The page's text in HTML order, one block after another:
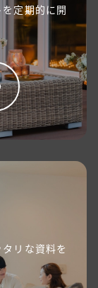
定期的に開
リな資料を